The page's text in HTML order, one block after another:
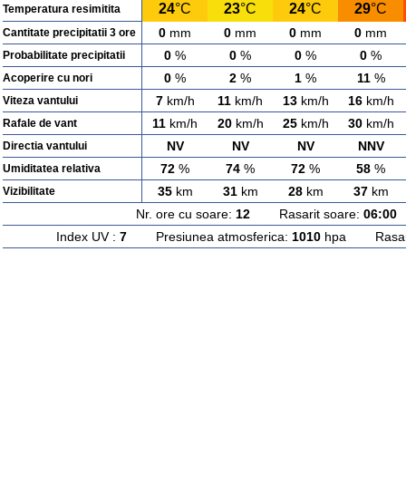
Temperatura resimitita 24°C 23°C 24°C 29°C
Cantitate precipitatii 3 ore 0 mm 0 mm 0 mm 0 mm
Probabilitate precipitatii 0 % 0 % 0 % 0 %
Acoperire cu nori 0 % 2 % 1 % 11%
Viteza vantului 7km/h 11 km/h 13km/h 16km/h
Rafale de vant 11 km/h 20km/h 25km/h 30km/h
Directia vantului NV NV NV NNV
Umiditatea relativa 72 % 74 % 72 % 58 %
Vizibilitate 35km 31km 28km 37km
Nr. ore cu soare: 12Rasarit soare: 06:00
Index UV : 7Presiunea atmosferica: 1010hpa